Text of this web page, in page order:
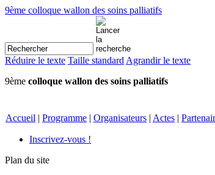
9ème colloque wallon des soins palliatifs
Réduire le texte Taille standard Agrandir le texte
9ème colloque wallon des soins palliatifs
Accueil | Programme | Organisateurs | Actes |
Inscrivez-vous !
Plan du site